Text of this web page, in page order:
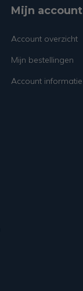
Mijn account
Account overzicht
Mijn bestellingen
Account informatie